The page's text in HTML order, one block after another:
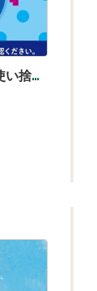
＼アイシティ初めての方は／使い捨てレンズが店頭価格(税抜)から30%OFF！